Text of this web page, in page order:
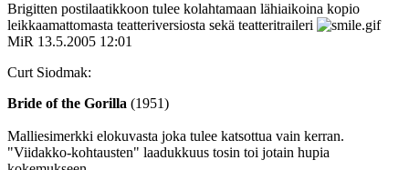
Brigitten postilaatikkoon tulee kolahtamaan lähiaikoina kopio
leikkaamattomasta teatteriversiosta sekä teatteritraileri
MiR 13.5.2005 12:01
Curt Siodmak:
Bride of the Gorilla (1951)
Malliesimerkki elokuvasta joka tulee katsottua vain kerran.
"Viidakko-kohtausten" laadukkuus tosin toi jotain hupia